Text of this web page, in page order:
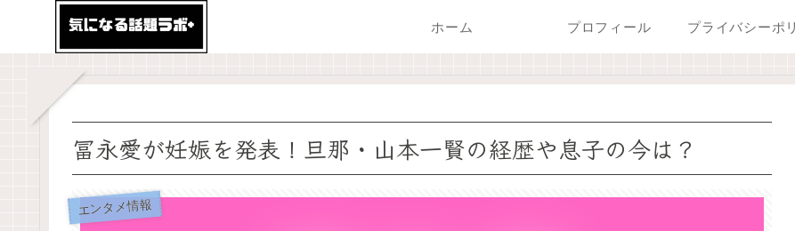
ホーム プロフィール
冨永愛が妊娠を発表！旦那・山本一賢の経歴や息子の今は？
エンタメ情報